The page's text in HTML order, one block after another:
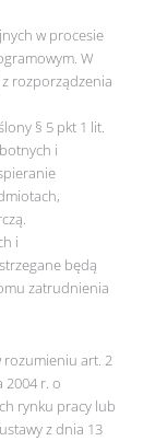
w procesie
W
rozporządzenia
§ 5 pkt 1 lit.
i
i
będą
zatrudnienia
art. 2
2004 r. o
rynku pracy lub
z dnia 13